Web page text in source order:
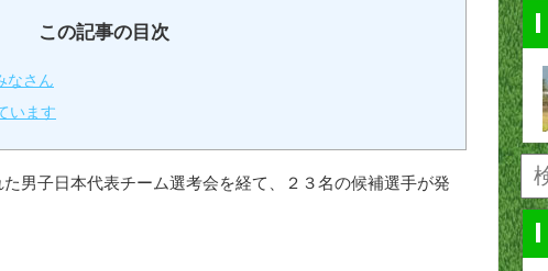
この記事の目次
なさん
います
男子日本代表チーム選考会を経て、２３名の候補選手が発